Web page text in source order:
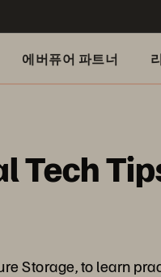
에버퓨어 파트너
Tech
Storage, to learn